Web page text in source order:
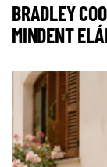
BRADLEY
MINDENT